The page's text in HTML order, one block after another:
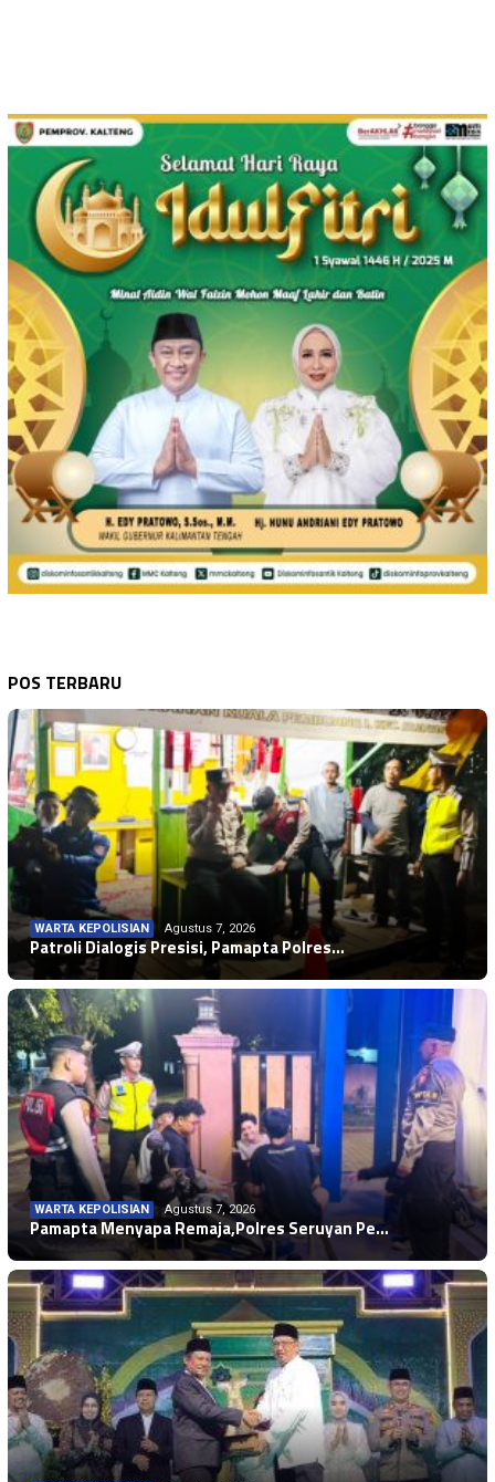
POS TERBARU
WARTA KEPOLISIAN Agustus 7, 2026
Patroli Dialogis Presisi, Pamapta Polres…
WARTA KEPOLISIAN Agustus 7, 2026
Pamapta Menyapa Remaja,Polres Seruyan Pe…